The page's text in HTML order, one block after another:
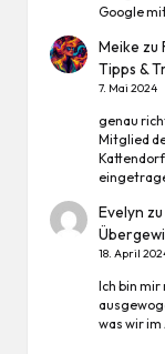
Google
Meike zu
Tipps &
7. Mai 2024
genau
Mitglied
Evelyn
18. April
Ich bin mir
was wir